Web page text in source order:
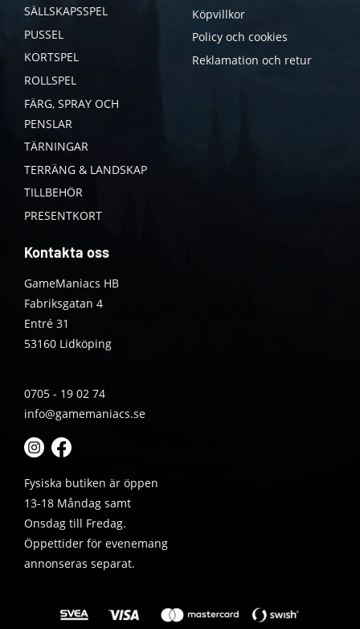
SÄLLSKAPSSPEL
PUSSEL
KORTSPEL
ROLLSPEL
FÄRG, SPRAY OCH
PENSLAR
TÄRNINGAR
TERRÄNG & LANDSKAP
TILLBEHÖR
PRESENTKORT
Köpvillkor
Policy och cookies
Reklamation och retur
Kontakta oss
GameManiacs HB
Fabriksgatan 4
Entré 31
53160 Lidköping
0705 - 19 02 74
info@gamemaniacs.se
Fysiska butiken är öppen
13-18 Måndag samt
Onsdag till Fredag.
Öppettider för evenemang
annonseras separat.